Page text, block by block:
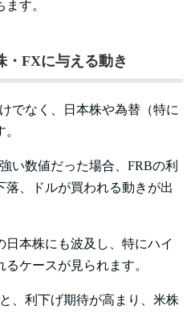
す。
・FXに与える動き
でなく、日本株や為替（特に
い数値だった場合、FRBの利
落、ドルが買われる動きが出
本株にも波及し、特にハイ
ケースが見られます。
、利下げ期待が高まり、米株